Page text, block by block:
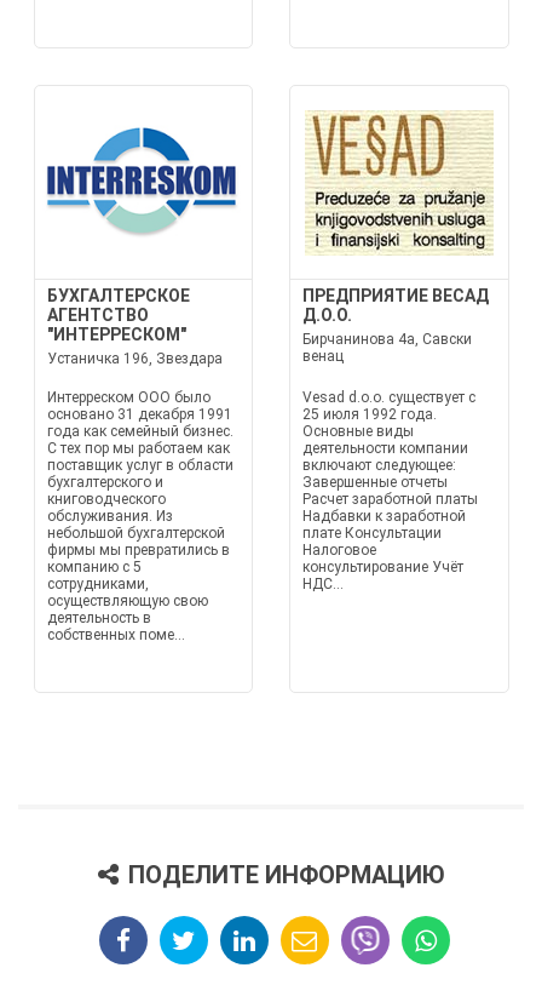
БУХГАЛТЕРСКОЕ
АГЕНТСТВО
"ИНТЕРРЕСКОМ"
Устаничка 196, Звездара
Интерреском ООО было
основано 31 декабря 1991
года как семейный бизнес.
С тех пор мы работаем как
поставщик услуг в области
бухгалтерского и
книговодческого
обслуживания. Из
небольшой бухгалтерской
фирмы мы превратились в
компанию с 5
сотрудниками,
осуществляющую свою
деятельность в
собственных поме...
ПРЕДПРИЯТИЕ ВЕСАД
Д.О.О.
Бирчанинова 4а, Савски
венац
Vesad d.o.o. существует с
25 июля 1992 года.
Основные виды
деятельности компании
включают следующее:
Завершенные отчеты
Расчет заработной платы
Надбавки к заработной
плате Консультации
Налоговое
консультирование Учёт
НДС...
ПОДЕЛИТЕ ИНФОРМАЦИЮ